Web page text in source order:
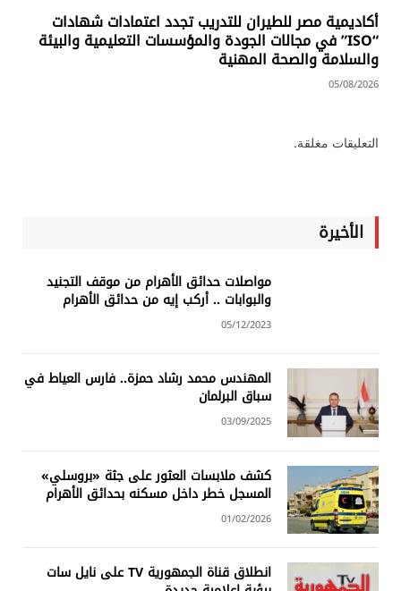
أكاديمية مصر للطيران للتدريب تجدد اعتمادات شهادات
“ISO” في مجالات الجودة والمؤسسات التعليمية والبيئة
والسلامة والصحة المهنية
05/08/2026
التعليقات مغلقة.
الأخيرة
مواصلات حدائق الأهرام من موقف التجنيد
والبوابات .. أركب إيه من حدائق الأهرام
05/12/2023
المهندس محمد رشاد حمزة.. فارس العياط في
سباق البرلمان
03/09/2025
كشف ملابسات العثور على جثة «بروسلي»
المسجل خطر داخل مسكنه بحدائق الأهرام
01/02/2026
انطلاق قناة الجمهورية TV على نايل سات